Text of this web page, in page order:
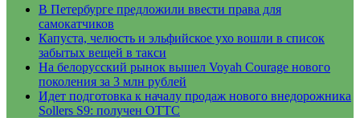
В Петербурге предложили ввести права для
самокатчиков
Капуста, челюсть и эльфийское ухо вошли в список
забытых вещей в такси
На белорусский рынок вышел Voyah Courage нового
поколения за 3 млн рублей
Идет подготовка к началу продаж нового внедорожника
Sollers S9: получен ОТТС